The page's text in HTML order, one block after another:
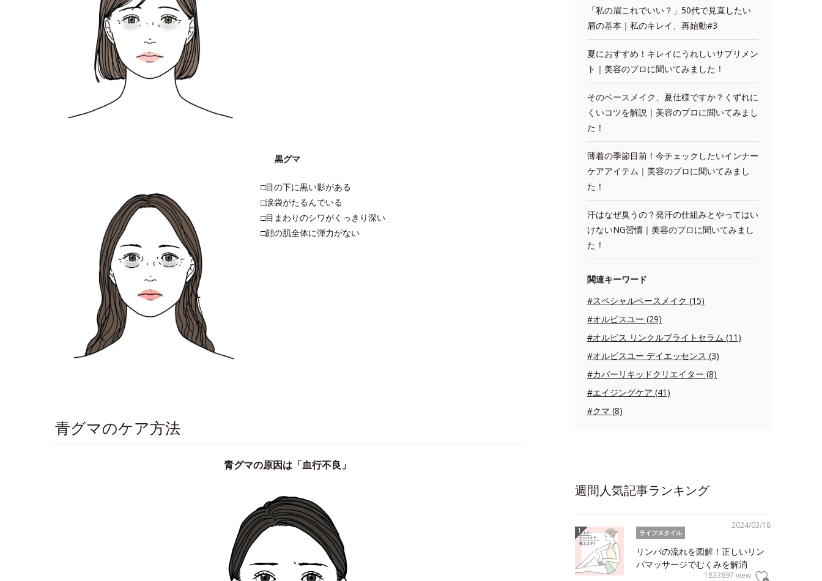
黒グマ
□目の下に黒い影がある
□涙袋がたるんでいる
□目まわりのシワがくっきり深い
□顔の肌全体に弾力がない
青グマのケア方法
青グマの原因は「血行不良」
「私の眉これでいい？」50代で見直したい
眉の基本｜私のキレイ、再始動#3
夏におすすめ！キレイにうれしいサプリメン
ト｜美容のプロに聞いてみました！
そのベースメイク、夏仕様ですか？くずれに
くいコツを解説｜美容のプロに聞いてみまし
た！
薄着の季節目前！今チェックしたいインナー
ケアアイテム｜美容のプロに聞いてみまし
た！
汗はなぜ臭うの？発汗の仕組みとやってはい
けないNG習慣｜美容のプロに聞いてみまし
た！
関連キーワード
#スペシャルベースメイク (15)
#オルビスユー (29)
#オルビス リンクルブライトセラム (11)
#オルビスユー デイエッセンス (3)
#カバーリキッドクリエイター (8)
#エイジングケア (41)
#クマ (8)
週間人気記事ランキング
2024/03/18
ライフスタイル
リンパの流れを図解！正しいリン
パマッサージでむくみを解消
1833897 view